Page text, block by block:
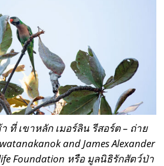
ที่ เขาหลัก เมอร์ลิน รีสอร์ต – ถ่าย
and James Alexander
Foundation หรือ มูลนิธิรักสัตว์ป่า